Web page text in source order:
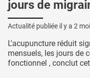
jours de
Actualité publiée il y a 2
L'acupuncture réduit
mensuels, les jours de
fonctionnel , conclut